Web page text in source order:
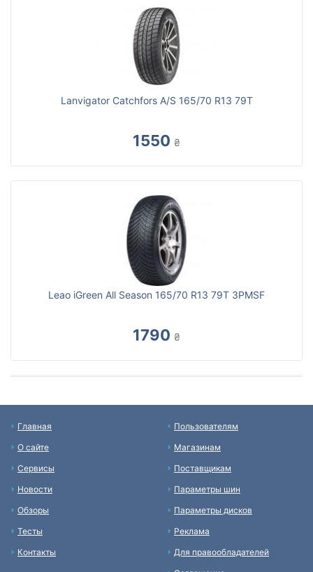
Lanvigator Catchfors A/S 165/70 R13 79T
1550 ₴
Leao iGreen All Season 165/70 R13 79T 3PMSF
1790 ₴
Главная
О сайте
Сервисы
Новости
Обзоры
Тесты
Контакты
Пользователям
Магазинам
Поставщикам
Параметры шин
Параметры дисков
Реклама
Для правообладателей